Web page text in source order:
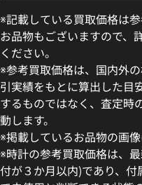
イトジャスト 41 126300 ス
格
※記載している買取価格は
お品物もございますので、
ください。
※参考買取価格は、国内外
引実績をもとに算出した目
するものではなく、査定時
動します。
※掲載しているお品物の画像
※時計の参考買取価格は、
付が３か月以内)であり、